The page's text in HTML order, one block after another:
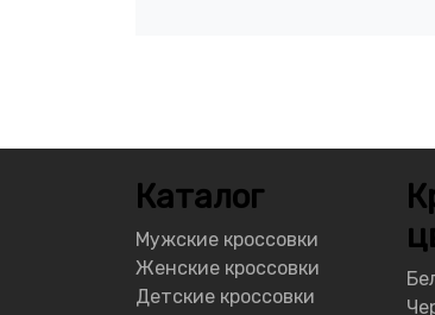
Каталог
Мужские кроссовки
Женские кроссовки
Детские кроссовки